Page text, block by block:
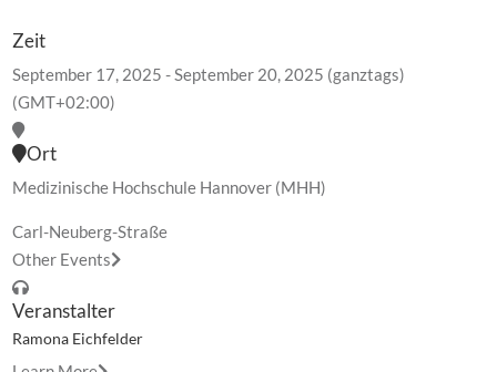
Zeit
September 17, 2025 -September 20, 2025 (ganztags)
(GMT+02:00)
Ort
Medizinische Hochschule Hannover (MHH)
Carl-Neuberg-Straße
Other Events
Veranstalter
Ramona Eichfelder